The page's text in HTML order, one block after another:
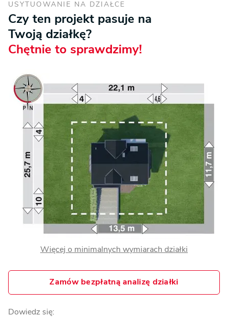
USYTUOWANIE NA DZIAŁCE
Czy ten projekt pasuje na
Twoją działkę?
Chętnie to sprawdzimy!
Więcej o minimalnych wymiarach działki
Zamów bezpłatną analizę działki
Dowiedz się: